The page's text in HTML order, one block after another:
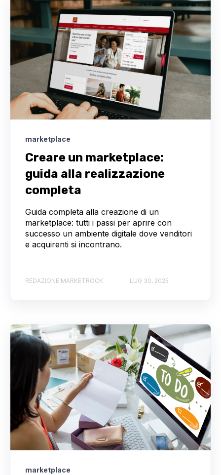
marketplace
Creare un marketplace:
guida alla realizzazione
completa
Guida completa alla creazione di un
marketplace: tutti i passi per aprire con
successo un ambiente digitale dove venditori
e acquirenti si incontrano.
REDAZIONE MARKETROCK LUG 30, 2025
marketplace